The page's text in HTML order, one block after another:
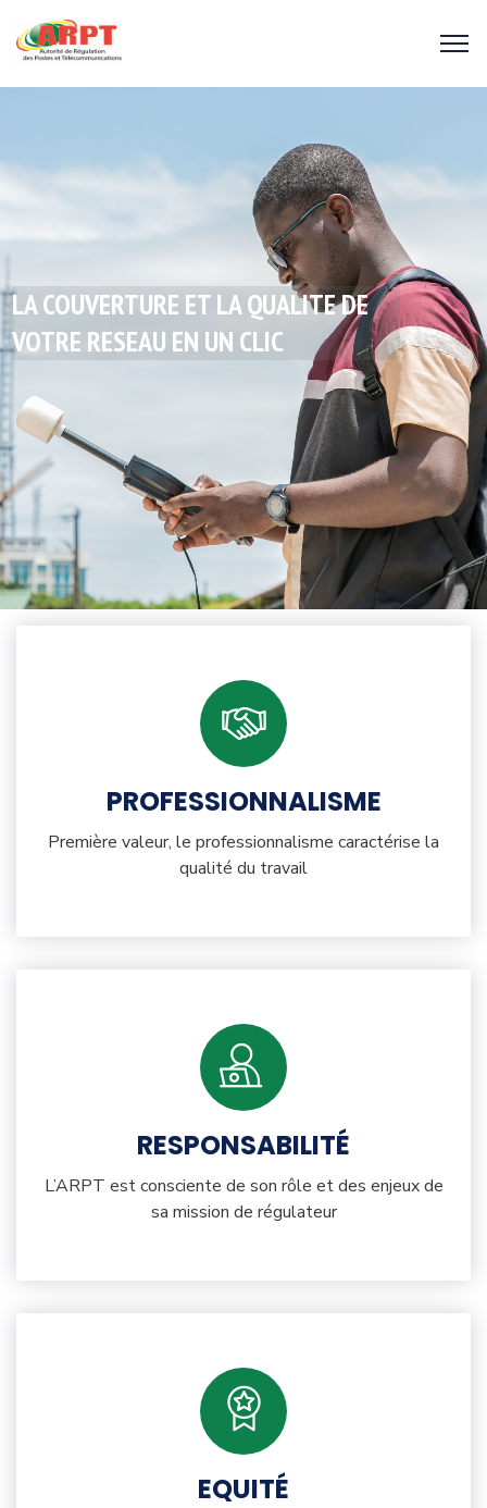
LA COUVERTURE ET LA QUALITE DE
VOTRE RESEAU EN UN CLIC
PROFESSIONNALISME
Première valeur, le professionnalisme caractérise la
qualité du travail
RESPONSABILITÉ
L’ARPT est consciente de son rôle et des enjeux de
sa mission de régulateur
EQUITÉ